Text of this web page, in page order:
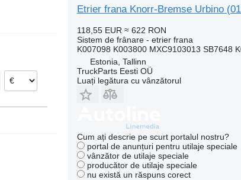
Etrier frana Knorr-Bremse Urbino
118,55 EUR ≈ 622 RON
Sistem de frânare - etrier frana
K007098 K003800 MXC9103013 SB7648
Estonia, Tallinn
TruckParts Eesti OÜ
Luați legătura cu vânzătorul
Cum ați descrie pe scurt portalul nostru?
portal de anunțuri pentru utilaje speciale
vânzător de utilaje speciale
producător de utilaje speciale
nu există un răspuns corect